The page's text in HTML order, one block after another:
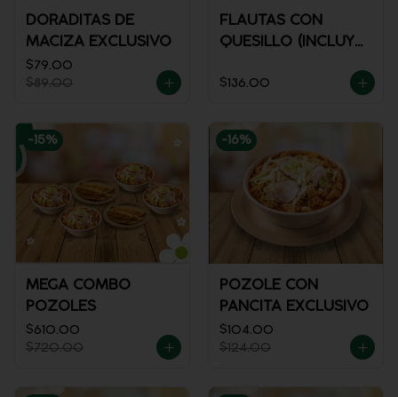
DORADITAS DE
MACIZA EXCLUSIVO
$79.00
$89.00
FLAUTAS CON
QUESILLO (INCLUYE
SALSA)
$136.00
-15%
MEGA COMBO
POZOLES
$610.00
$720.00
-16%
POZOLE CON
PANCITA EXCLUSIVO
$104.00
$124.00